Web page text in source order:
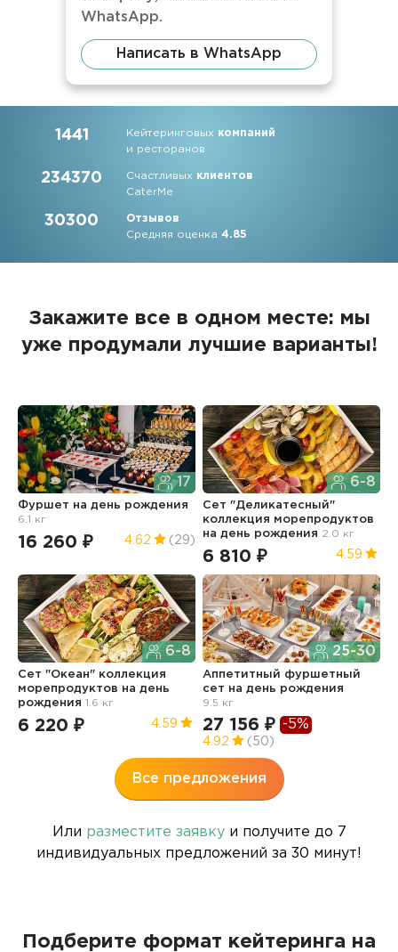
WhatsApp.
Написать в WhatsApp
1441 Кейтеринговых компаний
и ресторанов
234370 Счастливых клиентов
CaterMe
30300
Отзывов
Средняя оценка4.85
Закажите все в одном месте: мы
уже продумали лучшие варианты!
17
Фуршет на день рождения
6.1 кг
16 260 ₽ 4.62 (29)
6-8
Сет "Деликатесный"
коллекция морепродуктов
на день рождения 2.0 кг
6 810 ₽ 4.59
6-8
Сет "Океан" коллекция
морепродуктов на день
рождения 1.6 кг
6 220 ₽ 4.59
25-30
Аппетитный фуршетный
сет на день рождения
9.5 кг
27 156 ₽ -5%
4.92 (50)
Все предложения
Или разместите заявкуи получите до 7
индивидуальных предложений за 30 минут!
Подберите формат кейтеринга на